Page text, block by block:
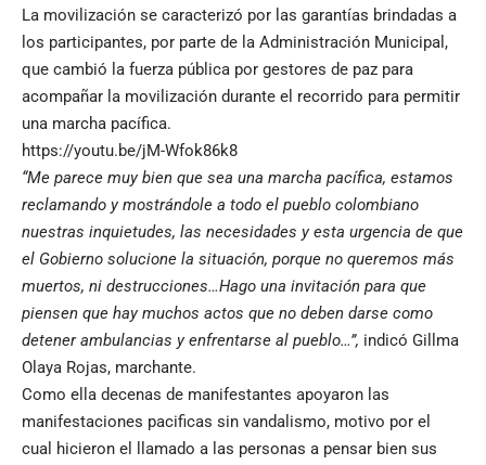
La movilización se caracterizó por las garantías brindadas a
los participantes, por parte de la Administración Municipal,
que cambió la fuerza pública por gestores de paz para
acompañar la movilización durante el recorrido para permitir
una marcha pacífica.
https://youtu.be/jM-Wfok86k8
“Me parece muy bien que sea una marcha pacífica, estamos
reclamando y mostrándole a todo el pueblo colombiano
nuestras inquietudes, las necesidades y esta urgencia de que
el Gobierno solucione la situación, porque no queremos más
muertos, ni destrucciones…Hago una invitación para que
piensen que hay muchos actos que no deben darse como
detener ambulancias y enfrentarse al pueblo…”, indicó Gillma
Olaya Rojas, marchante.
Como ella decenas de manifestantes apoyaron las
manifestaciones pacificas sin vandalismo, motivo por el
cual hicieron el llamado a las personas a pensar bien sus